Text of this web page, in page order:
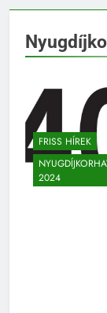
FRISS HÍREK
2024